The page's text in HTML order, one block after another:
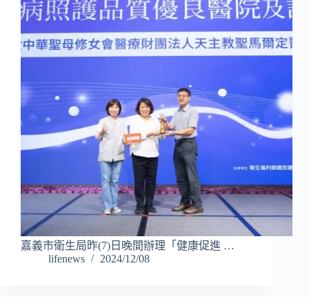
嘉義市衛生局昨(7)日晚間辦理「健康促進 …
lifenews
2024/12/08